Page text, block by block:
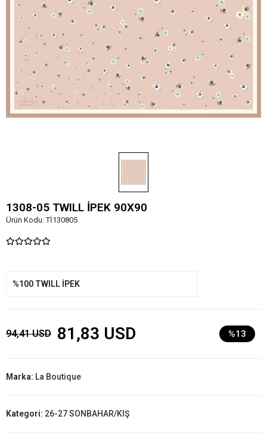
1308-05 TWILL İPEK 90X90
Ürün Kodu:Tİ130805
%100 TWILL İPEK
94,41 USD 81,83 USD %13
Marka: La Boutique
Kategori: 26-27 SONBAHAR/KIŞ